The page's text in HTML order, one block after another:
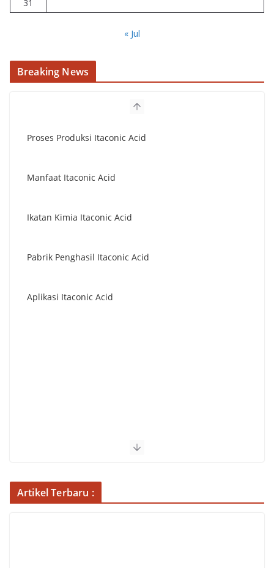
31
« Jul
Breaking News
Manfaat Itaconic Acid
Ikatan Kimia Itaconic Acid
Pabrik Penghasil Itaconic Acid
Aplikasi Itaconic Acid
Proses Produksi Itaconic Acid
Artikel Terbaru :